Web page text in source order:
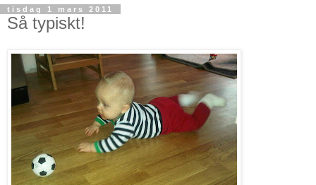
tisdag 1 mars 2011
Så typiskt!